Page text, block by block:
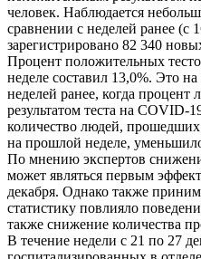
человек. Наблюдается
сравнении с неделей ранее (с
зарегистрировано 82 340
Процент положительных
неделе составил 13,0%. Это
неделей ранее, когда
результатом теста на COVID-
количество людей,
на прошлой неделе,
По мнению экспертов
может являться первым
декабря. Однако также
статистику повлияло
также снижение количества
В течение недели с 21 по 27